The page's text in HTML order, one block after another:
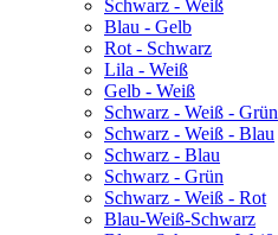
Schwarz - Weiß
Blau - Gelb
Rot - Schwarz
Lila - Weiß
Gelb - Weiß
Schwarz - Weiß - Grün
Schwarz - Weiß - Blau
Schwarz - Blau
Schwarz - Grün
Schwarz - Weiß - Rot
Blau-Weiß-Schwarz